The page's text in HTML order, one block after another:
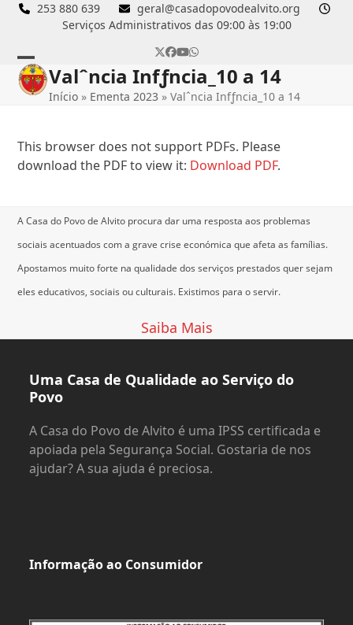
Skip
253 880 639
geral@casadopovodealvito.org
Serviços Administrativos das 09:00 às 19:00
Twitter
Facebook
YouTube
Whatsapp
Open
mobile
Close
mobile
Valˆncia Infƒncia_10 a 14
Início » Ementa 2023 »Valˆncia Infƒncia_10 a 14
This browser does not support PDFs. Please
download the PDF to view it: Download PDF.
A Casa do Povo de Alvito procura dar uma resposta aos problemas
sociais acentuados com a grave crise económica que afeta as famílias.
Apostamos muito forte na qualidade dos serviços prestados quer sejam
eles educativos, sociais ou culturais. Existimos para o servir.
Saiba Mais
Uma Casa de Qualidade ao Serviço do
Povo
A Casa do Povo de Alvito é uma IPSS certificada e
apoiada pela Segurança Social. Gostaria de nos
ajudar? A sua ajuda é preciosa.
Informação ao Consumidor